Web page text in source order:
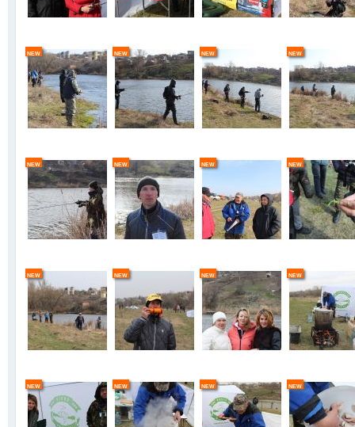
new new new new
new new new new
new new new new
new new new new